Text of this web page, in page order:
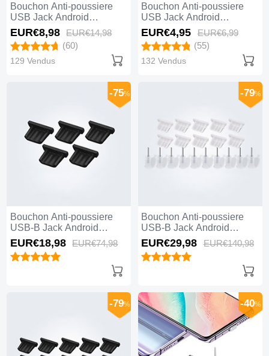
Bouchon Anti-poussiere
USB Jack Android
Universel Gris
EUR€8,98 EUR€14,98
(60)
129 Vendus
Bouchon Anti-poussiere
USB Jack Android
Universel C01 Noir
EUR€4,95 EUR€6,99
(55)
132 Vendus
Bouchon Anti-poussiere
USB-B Jack Android
Universel 5PCS H01 Noir
-75%
EUR€18,98 EUR€74,98
Bouchon Anti-poussiere
USB-B Jack Android
Universel 10PCS H01
Blanc
-79%
EUR€29,98 EUR€140,98
-79% -40%